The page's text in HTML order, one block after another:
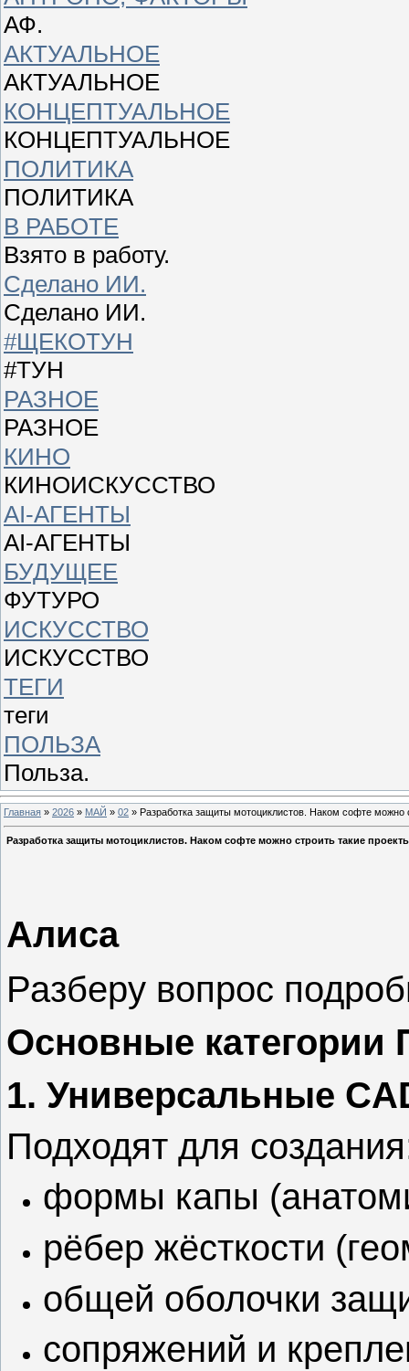
АФ.
АКТУАЛЬНОЕ
АКТУАЛЬНОЕ
КОНЦЕПТУАЛЬНОЕ
КОНЦЕПТУАЛЬНОЕ
ПОЛИТИКА
ПОЛИТИКА
В РАБОТЕ
Взято в работу.
Сделано ИИ.
Сделано ИИ.
#ЩЕКОТУН
#ТУН
РАЗНОЕ
РАЗНОЕ
КИНО
КИНОИСКУССТВО
AI-АГЕНТЫ
AI-АГЕНТЫ
БУДУЩЕЕ
ФУТУРО
ИСКУССТВО
ИСКУССТВО
ТЕГИ
теги
ПОЛЬЗА
Польза.
Главная » 2026 » МАЙ » 02 » Разработка защиты мотоциклистов. Наком софте можно
Разработка защиты мотоциклистов. Наком софте можно строить такие
Алиса
Разберу вопрос
Основные категории
1. Универсальные
Подходят для
формы капы
рёбер жёсткости
общей оболочки
сопряжений и